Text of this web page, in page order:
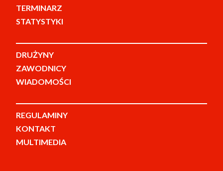
TERMINARZ
STATYSTYKI
DRUŻYNY
ZAWODNICY
WIADOMOŚCI
REGULAMINY
KONTAKT
MULTIMEDIA